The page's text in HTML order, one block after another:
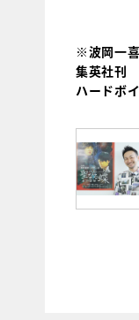
※波岡一
集英社刊
ハードボ